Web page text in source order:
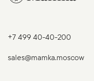
+7 499 40-40-200
sales@mamka.moscow